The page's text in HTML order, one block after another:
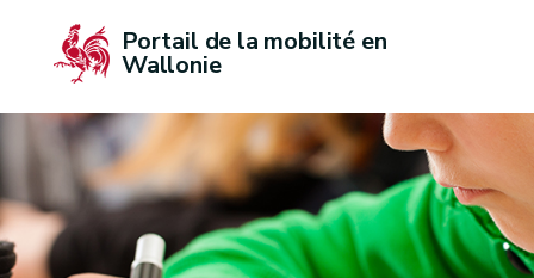
Portail de la mobilité en
Wallonie